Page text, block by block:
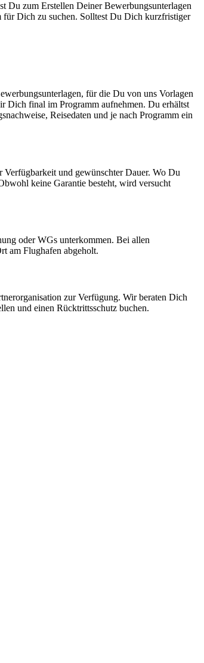
Du zum Erstellen Deiner Bewerbungsunterlagen
für Dich zu suchen. Solltest Du Dich kurzfristiger
für die Du von uns Vorlagen
Dich final im Programm aufnehmen. Du erhältst
Reisedaten und je nach Programm ein
Verfügbarkeit und gewünschter Dauer. Wo Du
keine Garantie besteht, wird versucht
oder WGs unterkommen. Bei allen
am Flughafen abgeholt.
zur Verfügung. Wir beraten Dich
und einen Rücktrittsschutz buchen.